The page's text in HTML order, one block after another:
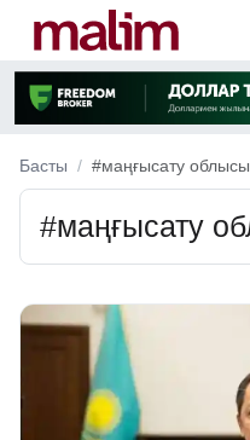
Басты #маңғысату облысы
#маңғысату